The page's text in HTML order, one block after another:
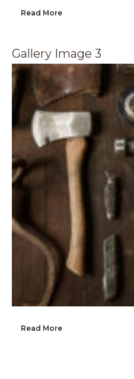
Read More
Gallery Image 3
Read More